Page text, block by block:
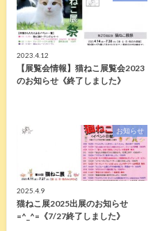
2023.4.12
【展覧会情報】猫ねこ展覧会2023
のお知らせ《終了しました》
お知らせ
2025.4.9
猫ねこ展2025出展のお知らせ
=^_^=《7/27終了しました》